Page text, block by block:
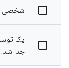
شخصی
جدا شد.